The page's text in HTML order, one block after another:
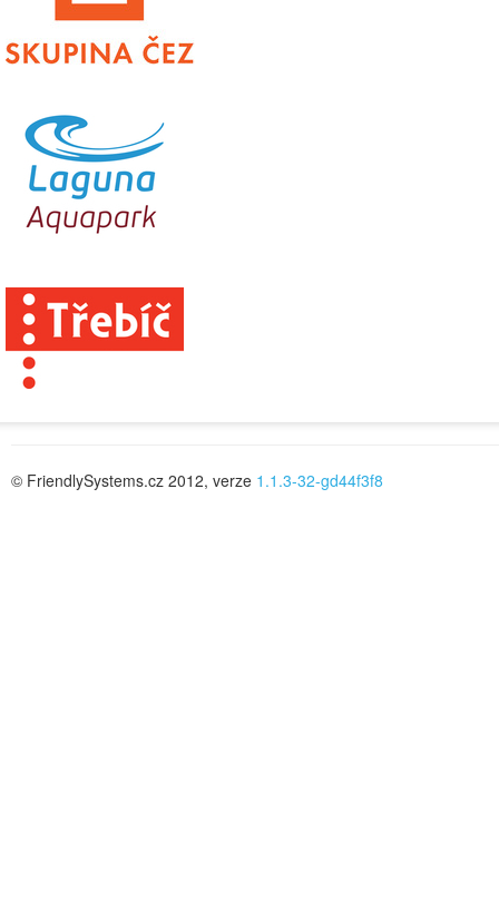
© FriendlySystems.cz 2012, verze 1.1.3-32-gd44f3f8